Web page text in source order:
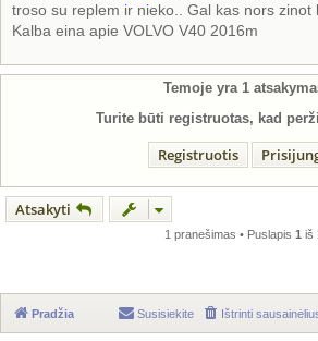
i
n
troso su replem ir nieko.. Gal kas nors zinot
Kalba eina apie VOLVO V40 2016m
Temoje yra 1
Turite būti registruotas, kad
Registruotis
Atsakyti
1 pranešimas • Puslapis 1 iš
Pradžia Ištrinti
Susisiekite